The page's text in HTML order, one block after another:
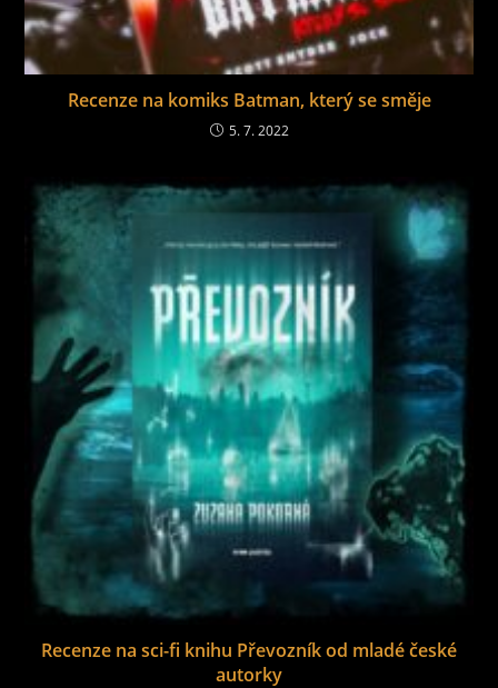
Recenze na komiks Batman, který se směje
5. 7. 2022
Recenze na sci-fi knihu Převozník od mladé české
autorky